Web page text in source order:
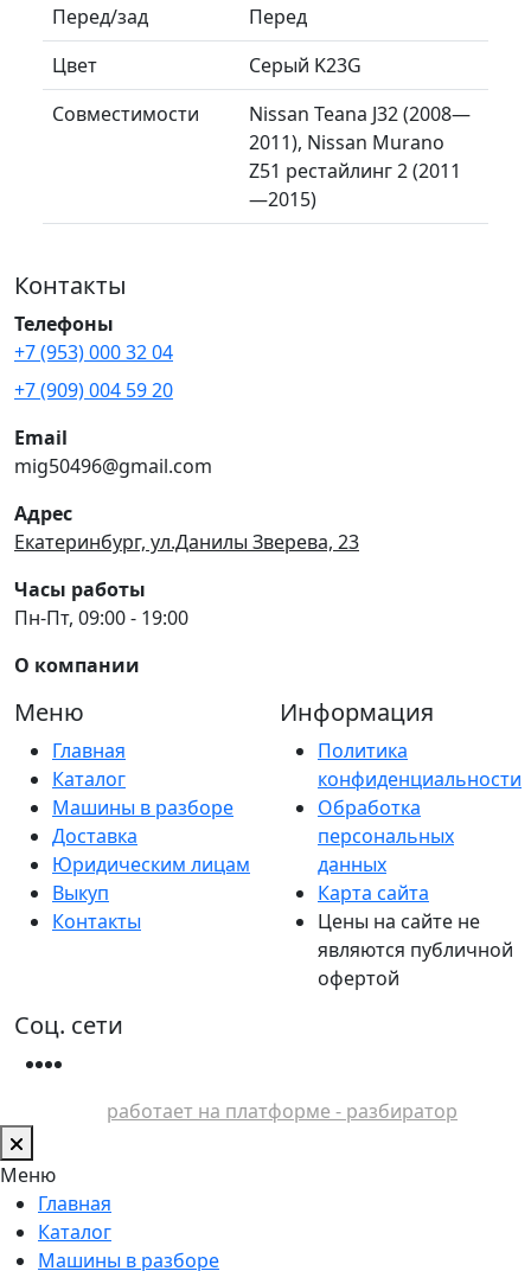
Перед/зад
Перед
Цвет
Серый K23G
Совместимости
Nissan Teana J32 (2008—
2011), Nissan Murano
Z51 рестайлинг 2 (2011
—2015)
Контакты
Телефоны
+7 (953) 000 32 04
+7 (909) 004 59 20
Email
mig50496@gmail.com
Адрес
Екатеринбург, ул.Данилы Зверева, 23
Часы работы
Пн-Пт, 09:00 - 19:00
О компании
Меню
Главная
Каталог
Машины в разборе
Доставка
Юридическим лицам
Выкуп
Контакты
Информация
Политика
конфиденциальности
Обработка
персональных
данных
Карта сайта
Цены на сайте не
являются публичной
офертой
Соц. сети
работает на платформе - разбиратор
Меню
Главная
Каталог
Машины в разборе